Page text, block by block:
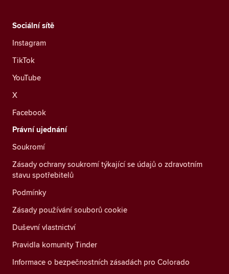
Sociální sítě
Instagram
TikTok
YouTube
X
Facebook
Právní ujednání
Soukromí
Zásady ochrany soukromí týkající se údajů o zdravotním
stavu spotřebitelů
Podmínky
Zásady používání souborů cookie
Duševní vlastnictví
Pravidla komunity Tinder
Informace o bezpečnostních zásadách pro Colorado